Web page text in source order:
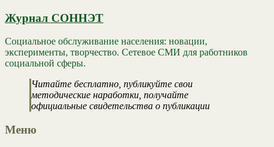
Журнал СОННЭТ
Социальное обслуживание населения: новации,
эксперименты, творчество. Сетевое СМИ для работников
социальной сферы.
Читайте бесплатно, публикуйте свои
методические наработки, получайте
официальные свидетельства о публикации
Меню